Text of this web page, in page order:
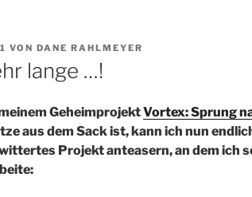
VON DANE RAHLMEYER
lange …!
GeheimprojektVortex: Sprung
aus dem Sack ist, kann ich nun
Projekt anteasern, an dem ich